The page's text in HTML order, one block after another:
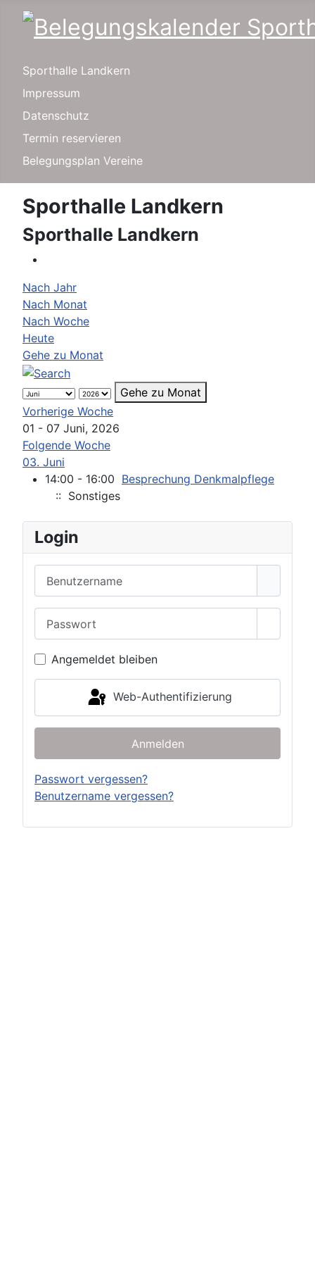
Sporthalle Landkern
Impressum
Datenschutz
Termin reservieren
Belegungsplan Vereine
Sporthalle Landkern
Sporthalle Landkern
Nach Jahr
Nach Monat
Nach Woche
Heute
Gehe zu Monat
Gehe zu Monat
Vorherige Woche
01 - 07 Juni, 2026
Folgende Woche
03. Juni
14:00 - 16:00 Besprechung Denkmalpflege
:: Sonstiges
Login
Angemeldet bleiben
Web-Authentifizierung
Anmelden
Passwort vergessen?
Benutzername vergessen?